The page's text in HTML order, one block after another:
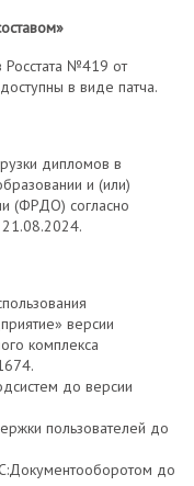
Росстата №419 от
в виде патча.
дипломов в
и (или)
(ФРДО) согласно
версии
комплекса
до версии
пользователей до
до